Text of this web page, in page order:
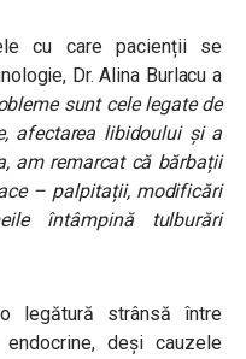
cu care pacienții se
Dr. Alina Burlacu a
sunt cele legate de
afectarea libidoului și a
am remarcat că bărbații
– palpitații, modificări
întâmpină tulburări
legătură strânsă între
deși cauzele